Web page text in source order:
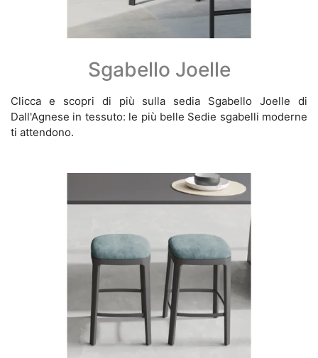
Sgabello Joelle
Clicca e scopri di più sulla sedia Sgabello Joelle di
Dall'Agnese in tessuto: le più belle Sedie sgabelli moderne
ti attendono.